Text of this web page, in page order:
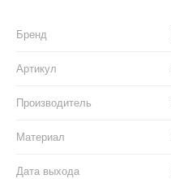
Бренд
Артикул
Производитель
Материал
Дата выхода